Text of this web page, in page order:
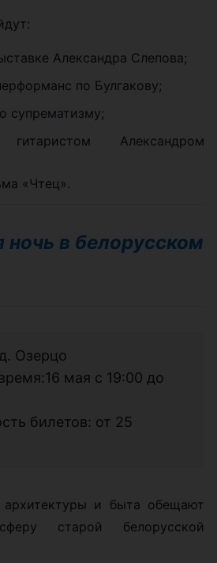
Александра Слепова;
по Булгакову;
супрематизму;
Александром
«Чтец».
ночь в белорусском
Озерцо
мая с 19:00 до
билетов: от 25
и быта обещают
старой белорусской